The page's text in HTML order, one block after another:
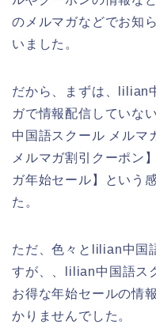
のメルマガなどでお知
いました。
だから、まずは、lilian
ガで情報配信していな
中国語スクール メルマ
メルマガ割引クーポン
ガ年始セール】という
た。
ただ、色々とlilian中国
すが、、lilian中国語ス
お得な年始セールの情
かりませんでした。